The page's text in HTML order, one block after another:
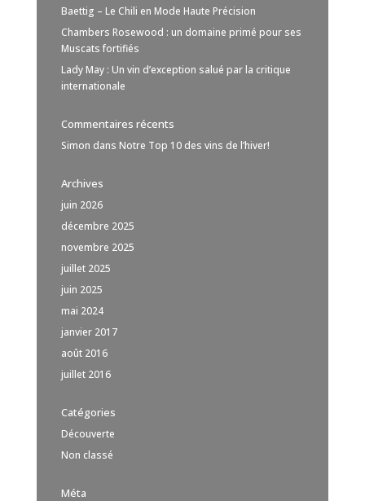
Baettig – Le Chili en Mode Haute Précision
Chambers Rosewood : un domaine primé pour ses
Muscats fortifiés
Lady May : Un vin d’exception salué par la critique
internationale
Commentaires récents
Simon dans Notre Top 10 des vins de l’hiver!
Archives
juin 2026
décembre 2025
novembre 2025
juillet 2025
juin 2025
mai 2024
janvier 2017
août 2016
juillet 2016
Catégories
Découverte
Non classé
Méta